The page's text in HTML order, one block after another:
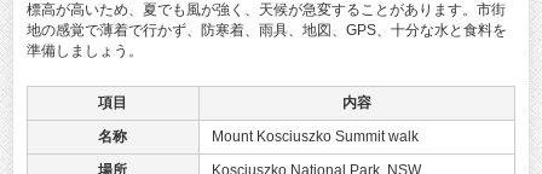
標高が高いため、夏でも風が強く、天候が急変することがあります。市街
地の感覚で薄着で行かず、防寒着、雨具、地図、GPS、十分な水と食料を
準備しましょう。
項目
内容
名称
Mount Kosciuszko Summit walk